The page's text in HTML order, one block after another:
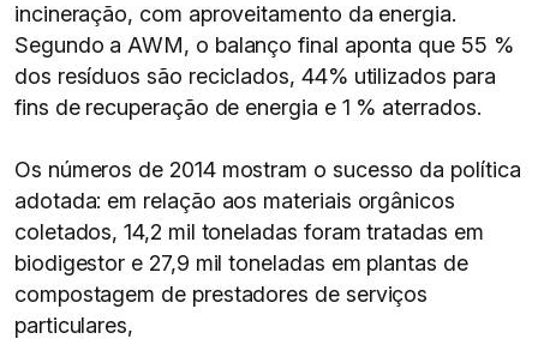
incineração, com aproveitamento da energia.
Segundo a AWM, o balanço final aponta que 55 %
dos resíduos são reciclados, 44% utilizados para
fins de recuperação de energia e 1 % aterrados.
Os números de 2014 mostram o sucesso da política
adotada: em relação aos materiais orgânicos
coletados, 14,2 mil toneladas foram tratadas em
biodigestor e 27,9 mil toneladas em plantas de
compostagem de prestadores de serviços
particulares,